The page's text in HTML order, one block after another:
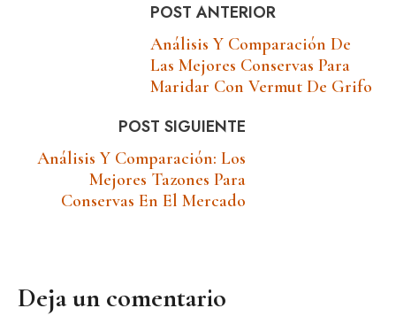
POST ANTERIOR
Análisis Y Comparación De
Las Mejores Conservas Para
Maridar Con Vermut De Grifo
POST SIGUIENTE
Análisis Y Comparación: Los
Mejores Tazones Para
Conservas En El Mercado
Deja un comentario